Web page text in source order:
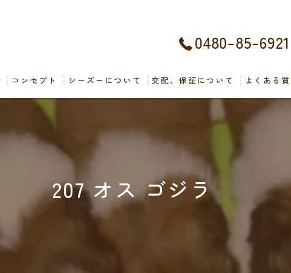
0480-85-6921
コンセプト シーズーについて 交配、保証について よくある質
207 オス ゴジラ